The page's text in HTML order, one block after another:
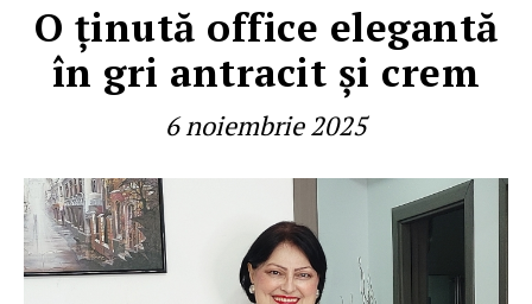
O ţinută office elegantă
în gri antracit şi crem
6 noiembrie 2025